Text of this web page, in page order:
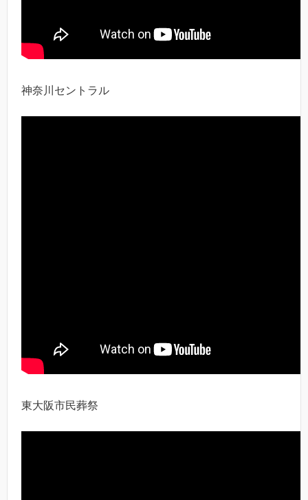
神奈川セントラル
東大阪市民葬祭